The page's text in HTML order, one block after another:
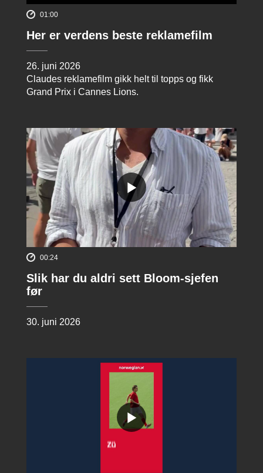
01:00
Her er verdens beste reklamefilm
26. juni 2026
Claudes reklamefilm gikk helt til topps og fikk
Grand Prix i Cannes Lions.
00:24
Slik har du aldri sett Bloom-sjefen
før
30. juni 2026